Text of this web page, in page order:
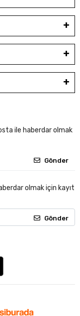
ile haberdar olmak
Gönder
olmak için kayıt
Gönder